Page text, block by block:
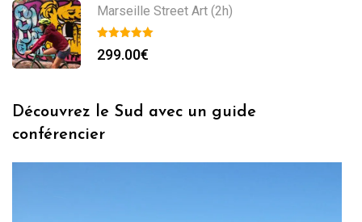
Marseille Street Art (2h)
299.00€
Découvrez le Sud avec un guide
conférencier